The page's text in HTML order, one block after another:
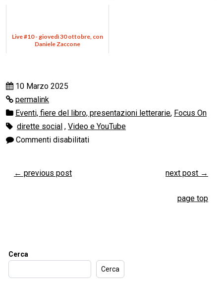
Live #10 - giovedì 30 ottobre, con
Daniele Zaccone
10 Marzo 2025
permalink
Eventi, fiere del libro, presentazioni letterarie, Focus On
dirette social , Video e YouTube
Commenti disabilitati
← previous post next post →
page top
Cerca
Cerca